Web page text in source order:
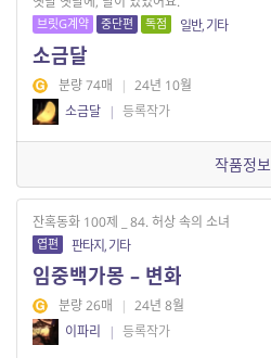
브릿G계약 중단편 독점 일반, 기타
소금달
분량 74매 | 24년 10월
소금달 | 등록작가
작품정보
잔혹동화 100제 _ 84. 허상 속의 소녀
엽편 판타지, 기타
임중백가몽 – 변화
분량 26매 | 24년 8월
이파리
| 등록작가